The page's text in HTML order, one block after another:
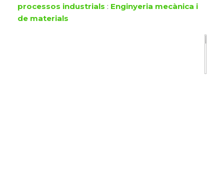
processos industrials : Enginyeria mecànica i
de materials